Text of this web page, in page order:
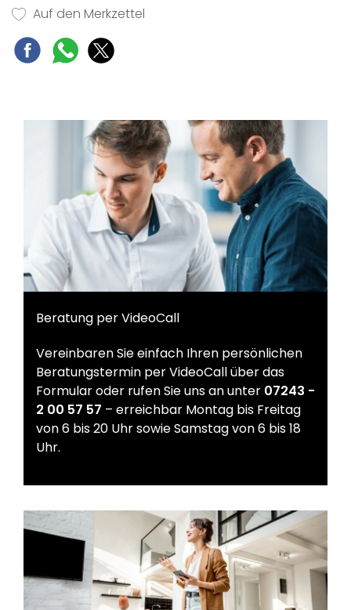
Auf den Merkzettel
Beratung per VideoCall
Vereinbaren Sie einfach Ihren persönlichen
Beratungstermin per VideoCall über das
Formular oder rufen Sie uns an unter 07243 -
2 00 57 57 – erreichbar Montag bis Freitag
von 6 bis 20 Uhr sowie Samstag von 6 bis 18
Uhr.